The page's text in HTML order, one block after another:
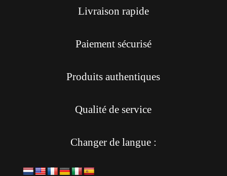
Livraison rapide
Paiement sécurisé
Produits authentiques
Qualité de service
Changer de langue :